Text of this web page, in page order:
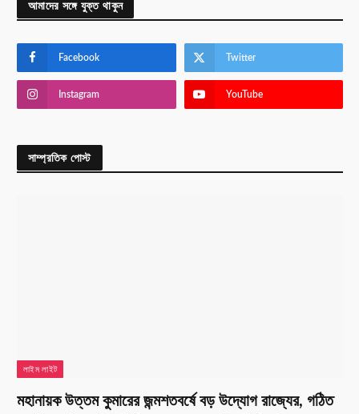
আমাদের সঙ্গে যুক্ত থাকুন
Facebook Twitter
Instagram YouTube
সাম্প্রতিক পোস্ট
লাইম লাইট
মহানায়ক উত্তম কুমারের জন্মশতবর্ষে বড় উদ্যোগ রাজ্যের, গঠিত